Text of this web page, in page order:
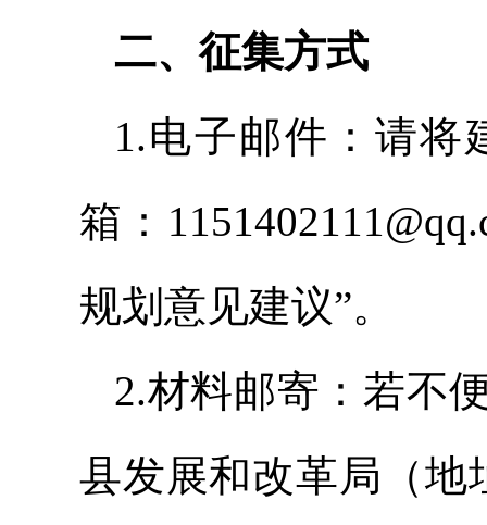
二、征集方式
1.电子邮件：请将
箱：
规划意见建议”。
2.材料邮寄：若不
县发展和改革局（地